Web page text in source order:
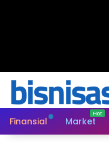
Finansial Market